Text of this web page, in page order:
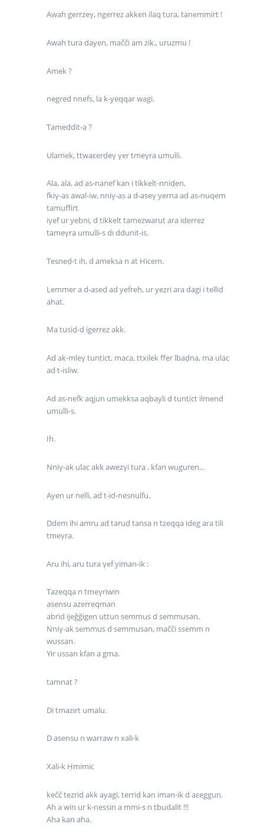
Awah gerrzeγ, ngerrez akken ilaq tura, tanemmirt !
Awah tura dayen, mačči am zik., uruzmu !
Amek ?
negred nnefs, la k-yeqqar wagi.
Tameddit-a ?
Ulamek, ttwaεerḍeγ γer tmeγra umulli.
Ala, ala, ad as-nanef kan i tikkelt-nniḍen,
fkiγ-as awal-iw, nniγ-as a d-aseγ yerna ad as-nuqem
tamuffirt
iγef ur yebni, d tikkelt tamezwarut ara iderrez
tameγra umulli-s di ddunit-is.
Tesneḍ-t ih, d ameksa n at Hicem.
Lemmer a d-aseḍ ad yefreḥ, ur yeẓri ara dagi i telliḍ
ahat.
Ma tusiḍ-d igerrez akk.
Ad ak-mleγ tunṭict, maca, ttxilek ffer lbaḍna, ma ulac
ad t-isliw.
Ad as-nefk aqjun umekksa aqbayli d tunṭict ilmend
umulli-s.
Ih.
Nniγ-ak ulac akk awezγi tura , kfan wuguren...
Ayen ur nelli, ad t-id-nesnulfu.
Ddem ihi amru ad taruḍ tansa n tzeqqa ideg ara tili
tmeγra.
Aru ihi, aru tura γef yiman-ik :
Tazeqqa n tmeγriwin
asensu azerreqman
abrid ijeğğigen uṭṭun semmus d semmusan.
Nniγ-ak semmus d semmusan, mačči ssemm n
wussan.
Yir ussan kfan a gma.
tamnaṭ ?
Di tmazirt umalu.
D asensu n warraw n xali-k
Xali-k Ḥmimic
kečč teẓriḍ akk ayagi, terriḍ kan iman-ik d aεeggun.
Ah a win ur k-nessin a mmi-s n tbudalit !!!
Aha kan aha.